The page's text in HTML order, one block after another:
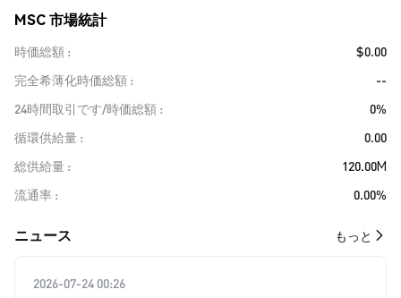
MSC 市場統計
時価総額
$0.00
完全希薄化時価総額
--
24時間取引です/時価総額
0%
循環供給量
0.00
総供給量
120.00M
流通率
0.00%
​​ニュース​​ もっと
2026-07-24 00:26